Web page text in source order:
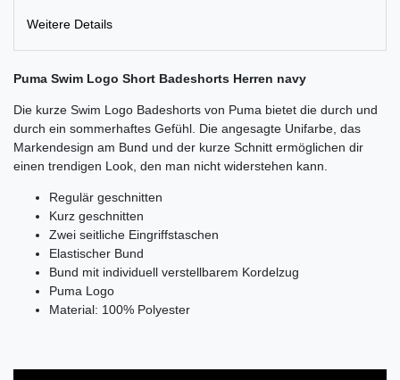
Weitere Details
Puma Swim Logo Short Badeshorts Herren navy
Die kurze Swim Logo Badeshorts von Puma bietet die durch und
durch ein sommerhaftes Gefühl. Die angesagte Unifarbe, das
Markendesign am Bund und der kurze Schnitt ermöglichen dir
einen trendigen Look, den man nicht widerstehen kann.
Regulär geschnitten
Kurz geschnitten
Zwei seitliche Eingriffstaschen
Elastischer Bund
Bund mit individuell verstellbarem Kordelzug
Puma Logo
Material: 100% Polyester